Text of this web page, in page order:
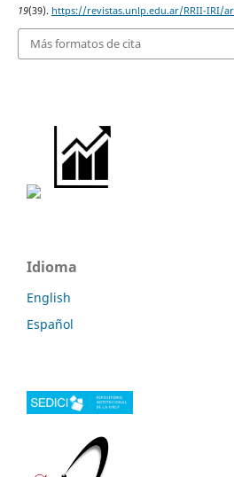
19(39). https://revistas.unlp.edu.ar/RRII-IRI/
Más formatos de cita
Idioma
English
Español